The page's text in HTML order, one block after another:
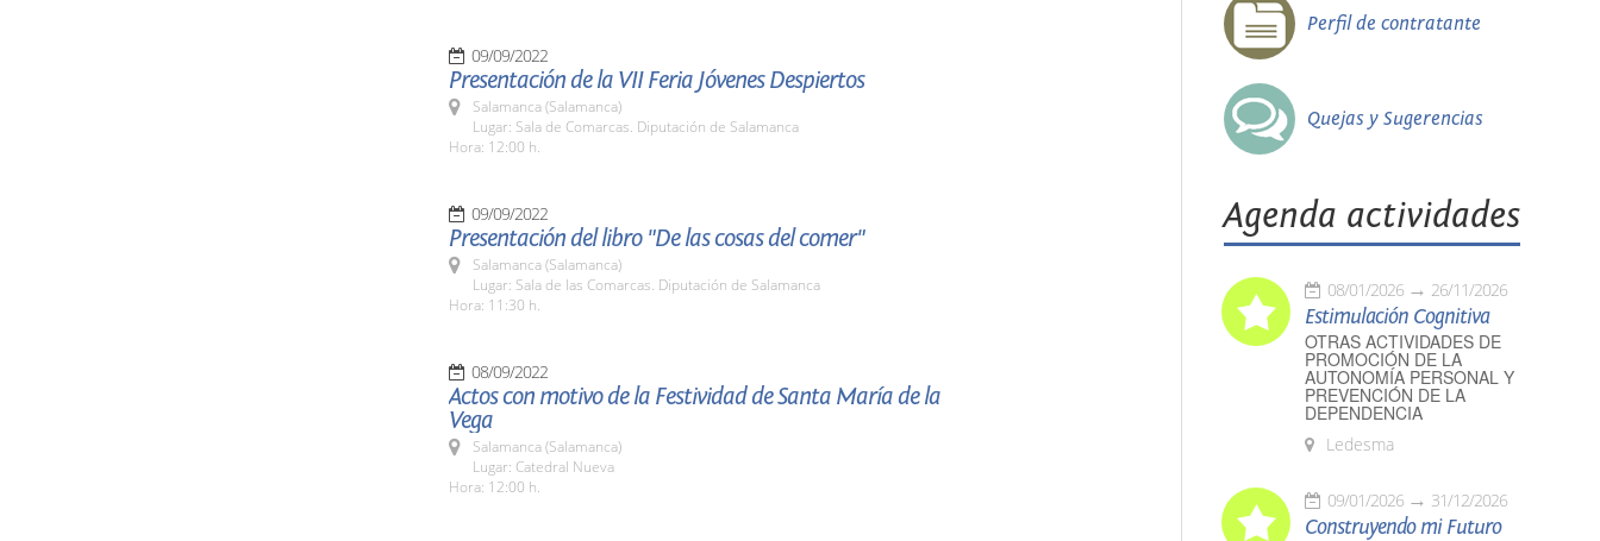
09/09/2022
Presentación de la VII Feria Jóvenes Despiertos
Salamanca (Salamanca)
Lugar: Sala de Comarcas. Diputación de Salamanca
Hora: 12:00 h.
09/09/2022
Presentación del libro "De las cosas del comer"
Salamanca (Salamanca)
Lugar: Sala de las Comarcas. Diputación de Salamanca
Hora: 11:30 h.
08/09/2022
Actos con motivo de la Festividad de Santa María de la
Vega
Salamanca (Salamanca)
Lugar: Catedral Nueva
Hora: 12:00 h.
Perfil de contratante
Quejas y Sugerencias
Agenda actividades
08/01/2026 26/11/2026
Estimulación Cognitiva
OTRAS ACTIVIDADES DE
PROMOCIÓN DE LA
AUTONOMÍA PERSONAL Y
PREVENCIÓN DE LA
DEPENDENCIA
Ledesma
09/01/2026 31/12/2026
Construyendo mi Futuro